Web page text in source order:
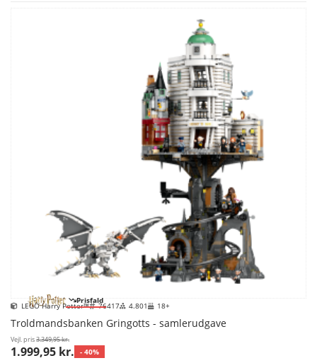
Prisfald
LEGO Harry Potter™ 76417 4.801 18+
Troldmandsbanken Gringotts - samlerudgave
Vejl. pris3.349,95 kr.
1.999,95 kr. - 40%